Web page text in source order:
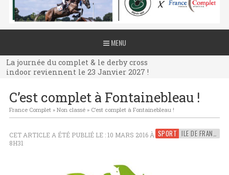
MENU
La journée du complet & le derby cross
indoor reviennent le 23 Janvier 2027 !
La journée du complet & le derby cross
indoor reviennent le 23 Janvier 2027 !
indoor reviennent le 23 Janvier 2027 !
C’est complet à Fontainebleau !
France Complet» Non classé» C’est complet à Fontainebleau !
SPORT ILE DE FRANCE
CET ARTICLE A ÉTÉ PUBLIÉ LE : 10 MARS 2016 À
8H31